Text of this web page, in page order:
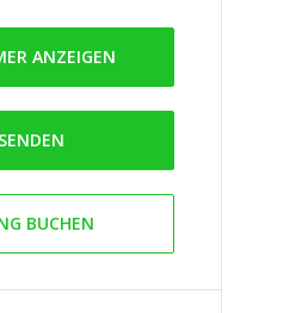
ANZEIGEN
BUCHEN